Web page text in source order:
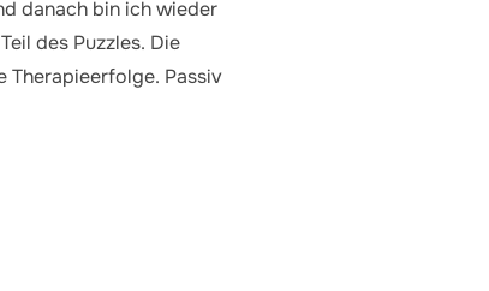
danach bin ich wieder
des Puzzles. Die
Therapieerfolge. Passiv
– WARUM DEIN AKTIVER BEITRAG ENTSCHEIDEND